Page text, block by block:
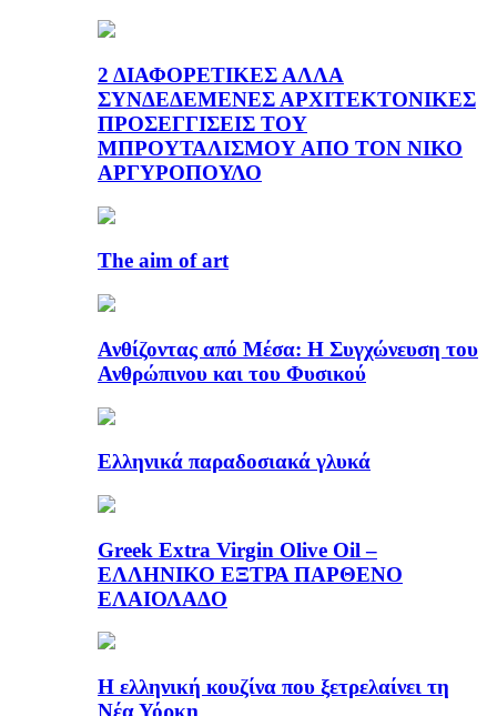
2 ΔΙΑΦΟΡΕΤΙΚΕΣ ΑΛΛΑ
ΣΥΝΔΕΔΕΜΕΝΕΣ ΑΡΧΙΤΕΚΤΟΝΙΚΕΣ
ΠΡΟΣΕΓΓΙΣΕΙΣ ΤΟΥ
ΜΠΡΟΥΤΑΛΙΣΜΟΥ ΑΠΟ ΤΟΝ ΝΙΚΟ
ΑΡΓΥΡΟΠΟΥΛΟ
The aim of art
Ανθίζοντας από Μέσα: Η Συγχώνευση του
Ανθρώπινου και του Φυσικού
Ελληνικά παραδοσιακά γλυκά
Greek Extra Virgin Olive Oil –
ΕΛΛΗΝΙΚΟ ΕΞΤΡΑ ΠΑΡΘΕΝΟ
ΕΛΑΙΟΛΑΔΟ
Η ελληνική κουζίνα που ξετρελαίνει τη
Νέα Υόρκη